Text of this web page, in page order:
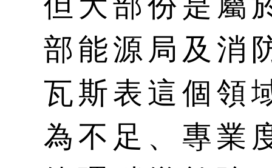
部能源局及消
瓦斯表這個領
為不足、專業